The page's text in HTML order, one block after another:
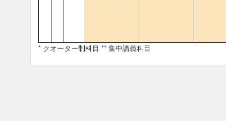
* クオーター制科目 ** 集中講義科目